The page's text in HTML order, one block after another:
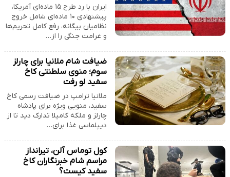
ایران با رد طرح ۱۵ ماده‌ای آمریکا،
پیشنهادی ۱۰ ماده‌ای شامل خروج
نظامیان بیگانه، رفع کامل تحریم‌ها
و غرامت جنگی را از…
ضیافت شام ملانیا برای چارلز
سوم؛ منوی سلطنتی کاخ
سفید لو رفت
ملانیا ترامپ در ضیافت رسمی کاخ
سفید، منویی ویژه برای پادشاه
چارلز و ملکه کامیلا تدارک دید تا از
دیپلماسی غذا برای…
کول توماس آلن، تیرانداز
مراسم شام خبرنگاران کاخ
سفید کیست؟